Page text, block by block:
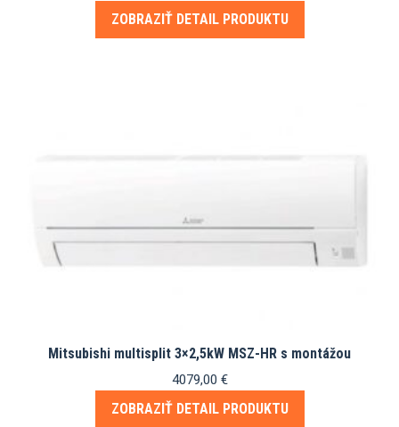
ZOBRAZIŤ DETAIL PRODUKTU
Mitsubishi multisplit 3×2,5kW MSZ-HR s montážou
4079,00 €
ZOBRAZIŤ DETAIL PRODUKTU